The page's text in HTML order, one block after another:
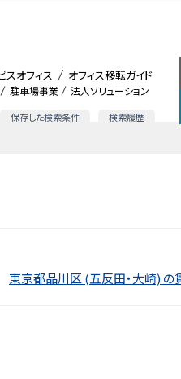
駐車場事業 法人ソリューション
保存した検索条件 検索履歴
オフィス オフィス移転ガイド
東京都品川区 (五反田・大崎) の